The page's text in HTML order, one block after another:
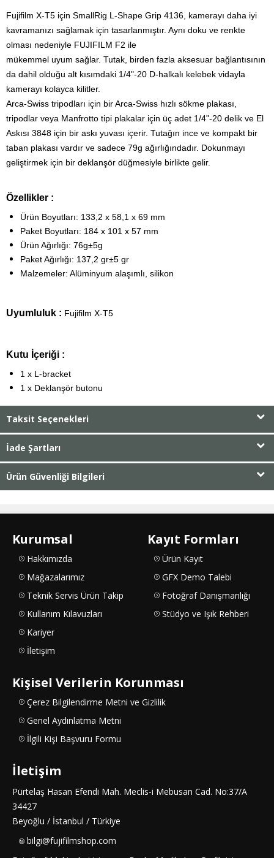
Fujifilm X-T5 için SmallRig L-Shape Grip 4136, kamerayı daha iyi
kavramanızı sağlamak için tasarlanmıştır. Aynı doku ve renkte
olması nedeniyle FUJIFILM F2 ile
mükemmel uyum sağlar. Tutak, birden fazla aksesuar bağlantısının
da dahil olduğu alt kısımdaki 1/4"-20 D-halkalı kelebek vidayla
kamerayı kolayca kilitler.
Arca-Swiss tripodları için bir Arca-Swiss hızlı sökme plakası,
tripodlar veya Manfrotto tipi plakalar için üç adet 1/4"-20 delik ve El
Askısı 3848 için bir askı yuvası içerir. Tutağın ince ve kompakt bir
taban plakası vardır ve sadece 79g ağırlığındadır. Dokunmayı
geliştirmek için bir deklanşör düğmesiyle birlikte gelir.
Özellikler :
Ürün Boyutları: 133,2 x 58,1 x 69 mm
Paket Boyutları: 184 x 101 x 57 mm
Ürün Ağırlığı: 76g±5g
Paket Ağırlığı: 137,2 gr±5 gr
Malzemeler: Alüminyum alaşımlı, silikon
Uyumluluk : Fujifilm X-T5
Kutu İçeriği :
1 x L-bracket
1 x Deklanşör butonu
Taksit Seçenekleri
İade Şartları
Ürün Güvenliği Bilgileri
Kurumsal
Hakkımızda
Mağazalarımız
Teknik Servis Ürün Takip
Kullanım Kılavuzları
Kariyer
İletişim
Kayıt Formları
Ürün Kayıt
GFX Demo Talebi
Fotoğraf Danışmanlığı
Stüdyo ve Işık Rehberi
Kişisel Verilerin Korunması
Çerez Bilgilendirme Metni ve Gizlilik
Genel Aydınlatma Metni
İlgili Kişi Başvuru Formu
İletişim
Pürtelaş Hasan Efendi Mah. Meclis-i Mebusan Cad. No:37/A
34427
Beyoğlu / İstanbul / Türkiye
bilgi@fujifilmshop.com